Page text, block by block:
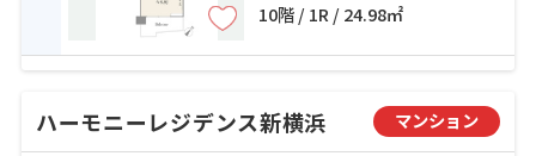
10階 / 1R / 24.98㎡
ハーモニーレジデンス新横浜 マンション